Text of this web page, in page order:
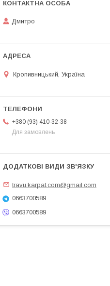
Дмитро
Кропивницький, Україна
+380 (93) 410-32-38
Для замовлень
travu.karpat.com@gmail.com
0663700589
0663700589